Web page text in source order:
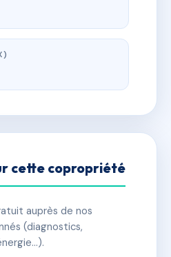
cette copropriété
auprès de nos
(diagnostics,